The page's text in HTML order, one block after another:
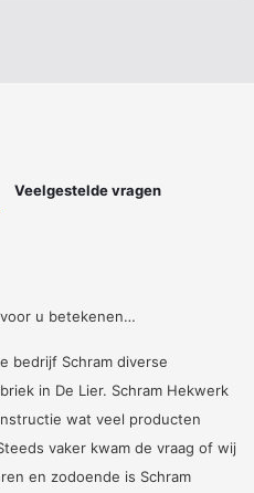
Veelgestelde vragen
u betekenen…
bedrijf Schram diverse
in De Lier. Schram Hekwerk
wat veel producten
vaker kwam de vraag of wij
en zodoende is Schram